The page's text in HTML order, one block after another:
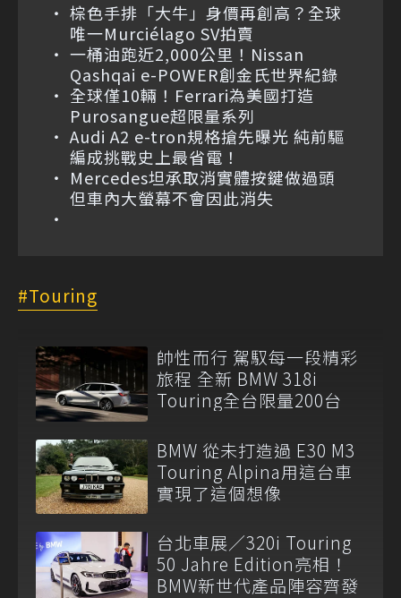
棕色手排「大牛」身價再創高？全球
唯一Murciélago SV拍賣
一桶油跑近2,000公里！Nissan
Qashqai e-POWER創金氏世界紀錄
全球僅10輛！Ferrari為美國打造
Purosangue超限量系列
Audi A2 e-tron規格搶先曝光 純前驅
編成挑戰史上最省電！
Mercedes坦承取消實體按鍵做過頭
但車內大螢幕不會因此消失
Touring
帥性而行 駕馭每一段精彩
旅程 全新 BMW 318i
Touring全台限量200台
BMW 從未打造過 E30 M3
Touring Alpina用這台車
實現了這個想像
台北車展／320i Touring
50 Jahre Edition亮相！
BMW新世代產品陣容齊發